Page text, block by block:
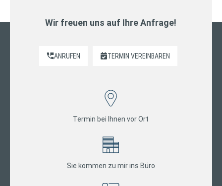
Wir freuen uns auf Ihre Anfrage!
ANRUFEN TERMIN VEREINBAREN
Termin bei Ihnen vor Ort
Sie kommen zu mir ins Büro